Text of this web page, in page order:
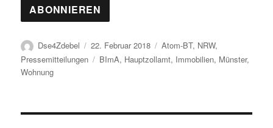
Autor
Dse4Zdebel
Veröffentlicht
am
22. Februar 2018 Kategorien
Atom-BT, NRW,
Pressemitteilungen
Schlagwörter
BImA, Hauptzollamt, Immobilien, Münster,
Wohnung